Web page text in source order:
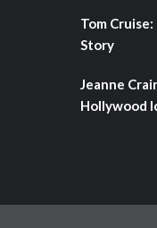
Tom
Story
Jeanne
Hollywood